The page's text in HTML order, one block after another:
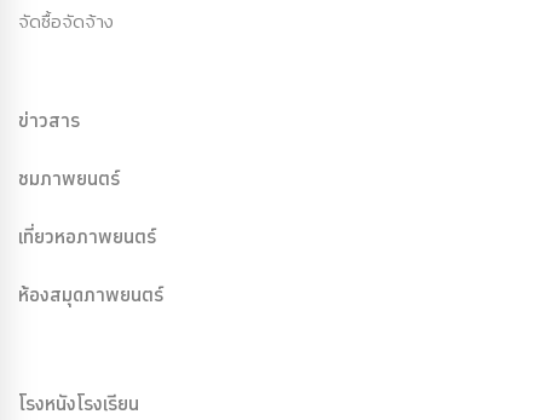
จัดซื้อจัดจ้าง
ข่าวสาร
ชมภาพยนตร์
เที่ยวหอภาพยนตร์
ห้องสมุดภาพยนตร์
โรงหนังโรงเรียน